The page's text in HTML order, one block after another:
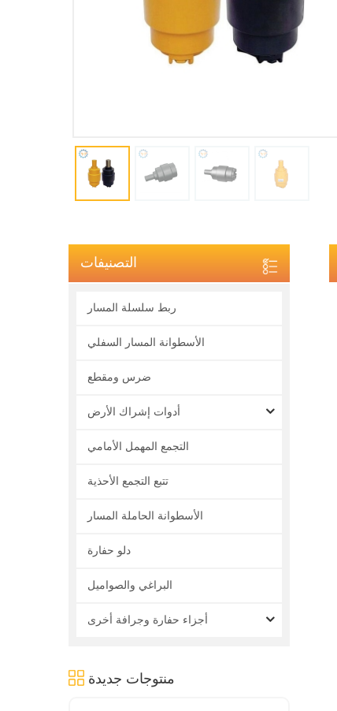
التصنيفات
ربط سلسلة المسار
الأسطوانة المسار السفلي
ضرس ومقطع
أدوات إشراك الأرض
التجمع المهمل الأمامي
تتبع التجمع الأحذية
الأسطوانة الحاملة المسار
دلو حفارة
البراغي والصواميل
أجزاء حفارة وجرافة أخرى
منتوجات جديدة